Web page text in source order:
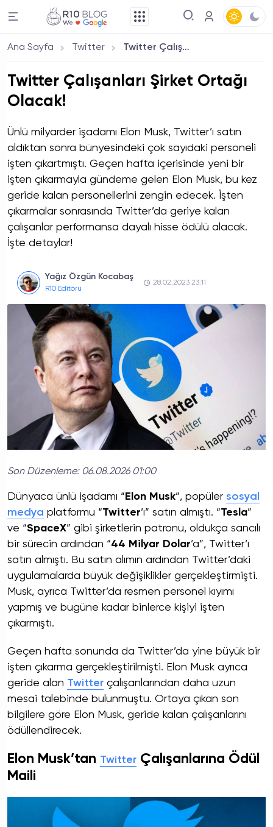
Ana Sayfa Twitter Twitter Çalışanları Şirket Ortağı Olacak!
Twitter Çalışanları Şirket Ortağı
Olacak!
Ünlü milyarder işadamı Elon Musk, Twitter’ı satın
aldıktan sonra bünyesindeki çok sayıdaki personeli
işten çıkartmıştı. Geçen hafta içerisinde yeni bir
işten çıkarmayla gündeme gelen Elon Musk, bu kez
geride kalan personellerini zengin edecek. İşten
çıkarmalar sonrasında Twitter’da geriye kalan
çalışanlar performansa dayalı hisse ödülü alacak.
İşte detaylar!
Yağız Özgün Kocabaş
R10 Editörü
28.02.2023 23:11
Son Düzenleme: 06.08.2026 01:00
Dünyaca ünlü işadamı “ Elon Musk”, popüler sosyal
medya platformu “Twitter’ı” satın almıştı. “Tesla”
ve “SpaceX” gibi şirketlerin patronu, oldukça sancılı
bir sürecin ardından “44 Milyar Dolar’a”, Twitter’ı
satın almıştı. Bu satın alımın ardından Twitter’daki
uygulamalarda büyük değişiklikler gerçekleştirmişti.
Musk, ayrıca Twitter’da resmen personel kıyımı
yapmış ve bugüne kadar binlerce kişiyi işten
çıkarmıştı.
Geçen hafta sonunda da Twitter’da yine büyük bir
işten çıkarma gerçekleştirilmişti. Elon Musk ayrıca
geride alan Twitter çalışanlarından daha uzun
mesai talebinde bulunmuştu. Ortaya çıkan son
bilgilere göre Elon Musk, geride kalan çalışanlarını
ödüllendirecek.
Elon Musk’tan Twitter Çalışanlarına Ödül
Maili